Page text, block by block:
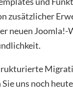
zusätzlicher
neuen
uns noch